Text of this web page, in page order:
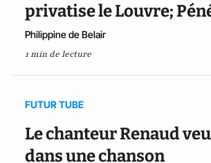
privatise le Louvre;
Philippine de Belair
1 min de lecture
FUTUR TUBE
Le chanteur Renaud
dans une chanson